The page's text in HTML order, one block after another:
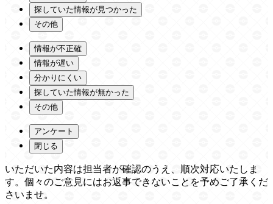
探していた情報が見つかった
その他
情報が不正確
情報が遅い
分かりにくい
探していた情報が無かった
その他
アンケート
閉じる
いただいた内容は担当者が確認のうえ、順次対応いたしま
す。個々のご意見にはお返事できないことを予めご了承くだ
さいませ。